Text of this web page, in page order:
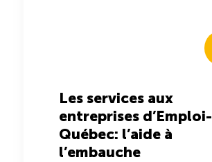
Les services aux
entreprises d’Emploi-
Québec: l’aide à
l’embauche